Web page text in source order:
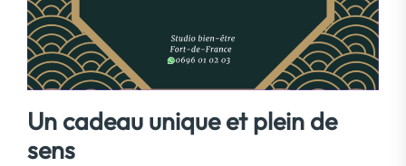
Un cadeau unique et plein de
sens